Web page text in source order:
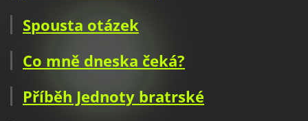
Spousta otázek
Co mně dneska čeká?
Příběh Jednoty bratrské